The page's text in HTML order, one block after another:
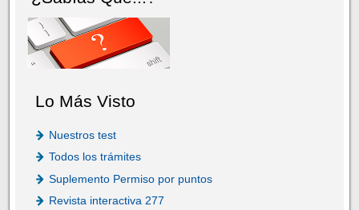
Lo Más Visto
Nuestros test
Todos los trámites
Suplemento Permiso por puntos
Revista interactiva 277